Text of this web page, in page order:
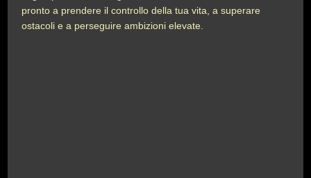
pronto a prendere il controllo della tua vita, a superare
ostacoli e a perseguire ambizioni elevate.